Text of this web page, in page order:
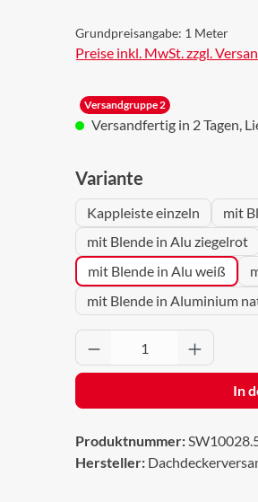
Grundpreisangabe: 1 Meter
Preise inkl. MwSt. zzgl.
Versandgruppe 2
Versandfertig in 2 Tagen,
Varianteauswählen
Kappleiste einzeln
mit
mit Blende in Alu ziegelrot
mit Blende in Alu weiß
mit Blende in Aluminium
Produkt Anzahl:
In
Produktnummer:
Hersteller: